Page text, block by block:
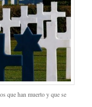
que han muerto y que se